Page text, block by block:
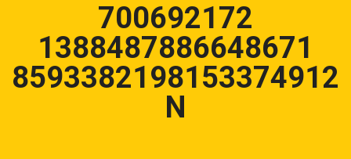
700692172
1388487886648671
8593382198153374912
N